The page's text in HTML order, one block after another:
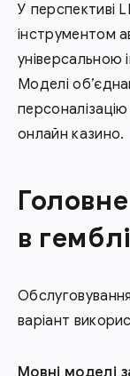
У перспективі
інструментом
Моделі
онлайн казино.
в
варіант
Мовні моделі